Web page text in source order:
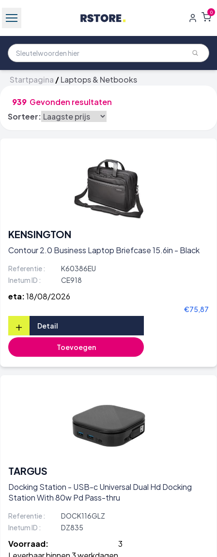
0
Startpagina /Laptops & Netbooks
939 Gevonden resultaten
Sorteer:
KENSINGTON
Contour 2.0 Business Laptop Briefcase 15.6in - Black
Referentie :
K60386EU
Inetum ID :
CE918
eta:18/08/2026
€75,87
+ Detail
Toevoegen
TARGUS
Docking Station - USB-c Universal Dual Hd Docking
Station With 80w Pd Pass-thru
Referentie :
DOCK116GLZ
Inetum ID :
DZ835
Voorraad:
3